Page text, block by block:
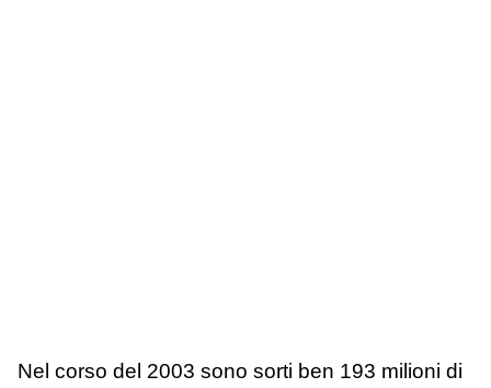
Nel corso del 2003 sono sorti ben 193 milioni di